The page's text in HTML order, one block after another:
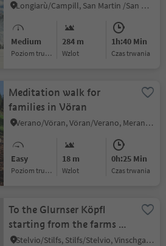
Longiarù/Campill, San Martin /San Martino, Dolomites Region Kronplatz/Plan de Corones
Medium
Poziom trudności
284 m
Wzlot
1h:40 Min
czas trwania
Meditation walk for
families in Vöran
Verano/Vöran, Vöran/Verano, Meran/Merano and environs
Easy
Poziom trudności
18 m
Wzlot
0h:25 Min
czas trwania
To the Glurnser Köpfl
starting from the farms of
Lichtenberg
Stelvio/Stilfs, Stilfs/Stelvio, Vinschgau/Val Venosta